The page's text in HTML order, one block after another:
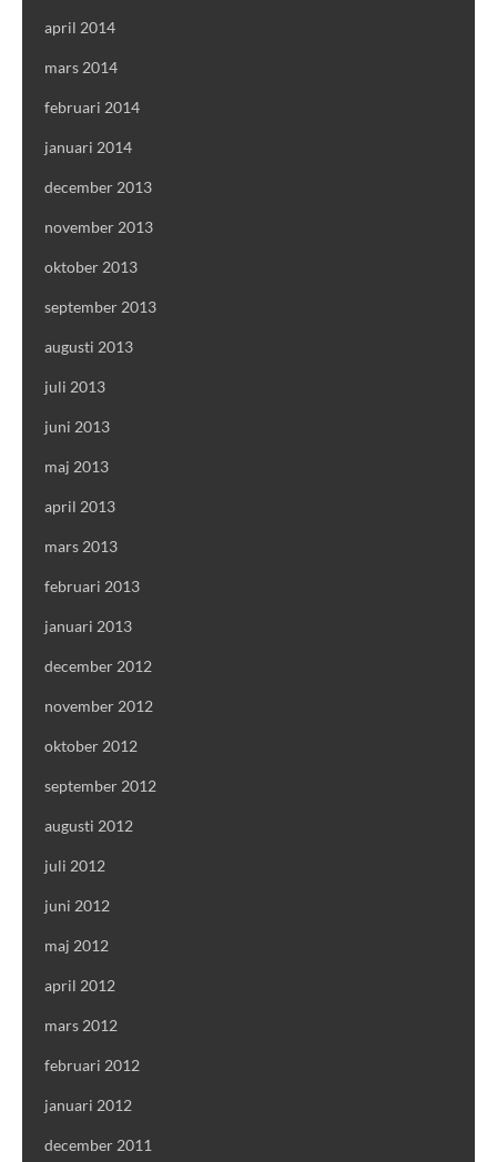
april 2014
mars 2014
februari 2014
januari 2014
december 2013
november 2013
oktober 2013
september 2013
augusti 2013
juli 2013
juni 2013
maj 2013
april 2013
mars 2013
februari 2013
januari 2013
december 2012
november 2012
oktober 2012
september 2012
augusti 2012
juli 2012
juni 2012
maj 2012
april 2012
mars 2012
februari 2012
januari 2012
december 2011